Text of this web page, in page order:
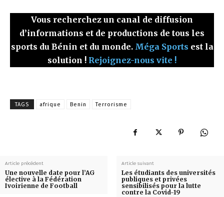
Vous recherchez un canal de diffusion
d’informations et de productions de tous les
sports du Bénin et du monde. Méga Sports est la
solution ! Rejoignez-nous vite !
TAGS afrique Benin Terrorisme
Article précédent
Une nouvelle date pour l’AG
élective à la Fédération
Ivoirienne de Football
Article suivant
Les étudiants des universités
publiques et privées
sensibilisés pour la lutte
contre la Covid-19